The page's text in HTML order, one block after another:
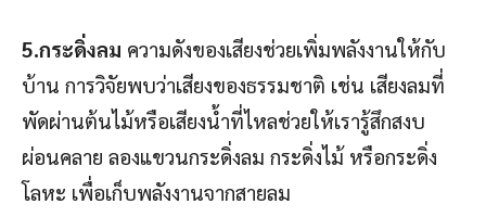
5.กระดิ่งลม ความดังของเสียงช่วยเพิ่มพลังงานให้กับ
บ้าน การวิจัยพบว่าเสียงของธรรมชาติ เช่น เสียงลมที่
พัดผ่านต้นไม้หรือเสียงน้ำที่ไหลช่วยให้เรารู้สึกสงบ
ผ่อนคลาย ลองแขวนกระดิ่งลม กระดิ่งไม้ หรือกระดิ่ง
โลหะ เพื่อเก็บพลังงานจากสายลม